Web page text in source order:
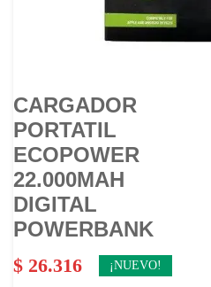
CARGADOR
PORTATIL
ECOPOWER
22.000MAH
DIGITAL
POWERBANK
$ 26.316 ¡NUEVO!